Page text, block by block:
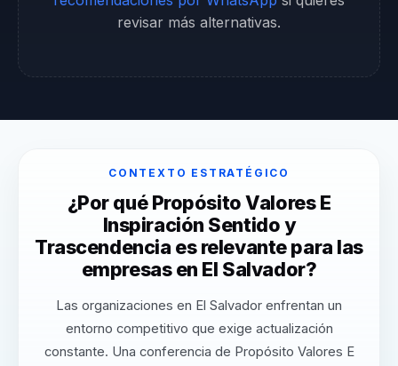
revisar más alternativas.
CONTEXTO ESTRATÉGICO
¿Por qué Propósito Valores E
Inspiración Sentido y
Trascendencia es relevante para las
empresas en El Salvador?
Las organizaciones en El Salvador enfrentan un
entorno competitivo que exige actualización
constante. Una conferencia de Propósito Valores E